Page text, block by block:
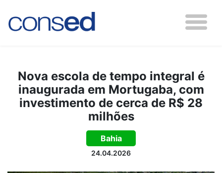
Nova escola de tempo integral é
inaugurada em Mortugaba, com
investimento de cerca de R$ 28
milhões
Bahia
24.04.2026